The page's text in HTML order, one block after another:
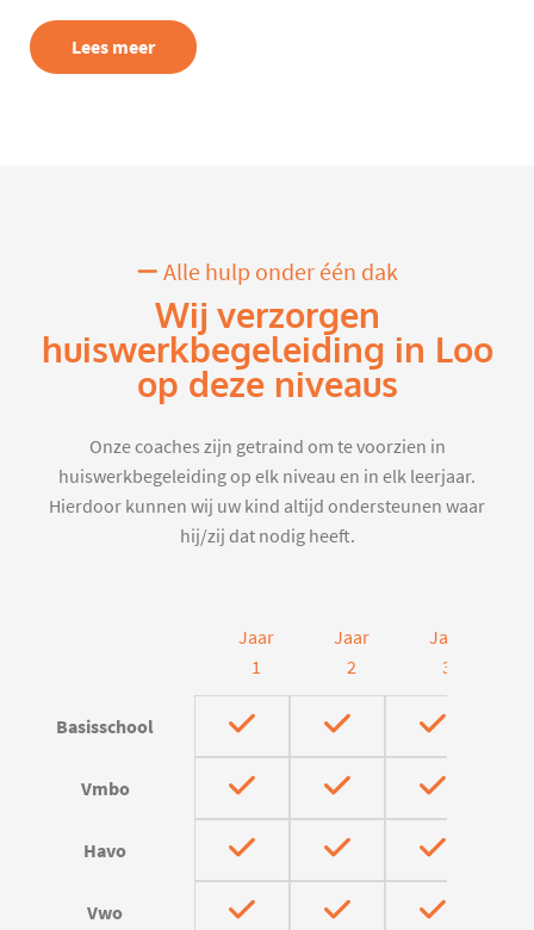
Lees meer
Alle hulp onder één dak
Wij verzorgen
huiswerkbegeleiding in Loo
op deze niveaus
Onze coaches zijn getraind om te voorzien in
huiswerkbegeleiding op elk niveau en in elk leerjaar.
Hierdoor kunnen wij uw kind altijd ondersteunen waar
hij/zij dat nodig heeft.
Jaar
1
Jaar
2
Jaar
3
Basisschool
Vmbo
Havo
Vwo